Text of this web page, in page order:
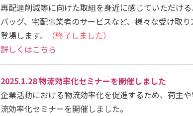
再配達削減等に向けた取組を身近に感じていただけ
バッグ、宅配事業者のサービスなど、様々な受け取
登場します。
（終了しました）
詳しくはこちら
2025.1.28 物流効率化セミナーを開催しました
企業活動における物流効率化を促進するため、荷主
流効率化セミナーを開催しました。